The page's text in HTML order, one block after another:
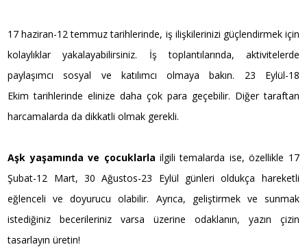
17 haziran-12 temmuz tarihlerinde, iş ilişkilerinizi güçlendirmek için
kolaylıklar yakalayabilirsiniz. İş toplantılarında, aktivitelerde
paylaşımcı sosyal ve katılımcı olmaya bakın. 23 Eylül-18
Ekim tarihlerinde elinize daha çok para geçebilir. Diğer taraftan
harcamalarda da dikkatli olmak gerekli.
Aşk yaşamında ve çocuklarla ilgili temalarda ise, özellikle 17
Şubat-12 Mart, 30 Ağustos-23 Eylül günleri oldukça hareketli
eğlenceli ve doyurucu olabilir. Ayrıca, geliştirmek ve sunmak
istediğiniz becerileriniz varsa üzerine odaklanın, yazın çizin
tasarlayın üretin!